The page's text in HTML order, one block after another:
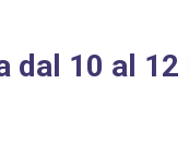
dal 10 al